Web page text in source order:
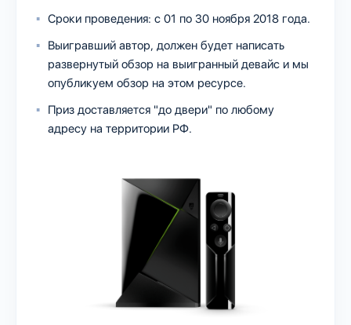
Сроки проведения: с 01 по 30 ноября 2018 года.
Выигравший автор, должен будет написать
развернутый обзор на выигранный девайс и мы
опубликуем обзор на этом ресурсе.
Приз доставляется "до двери" по любому
адресу на территории РФ.